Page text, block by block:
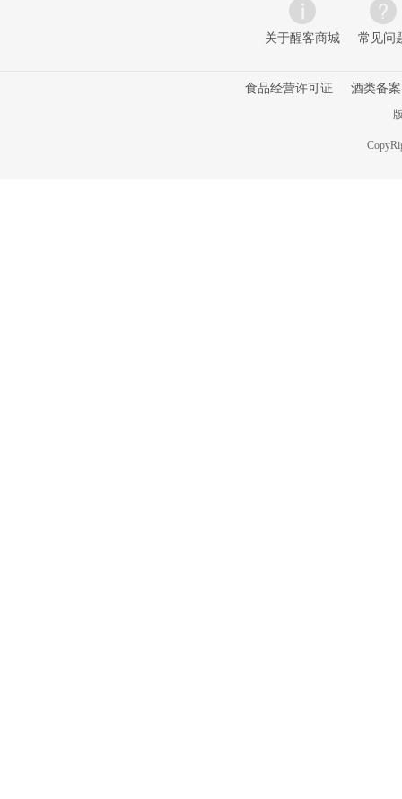
关于醒客商城 常见问
食品经营许可证 酒类备案